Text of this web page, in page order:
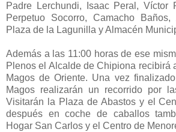
Padre Lerchundi, Isaac Peral, Víctor
Perpetuo Socorro, Camacho
Plaza de la Lagunilla y Almacén
Además a las 11:00 horas de ese
Plenos el Alcalde de Chipiona recibirá
Magos de Oriente. Una vez
Magos realizarán un recorrido por
Visitarán la Plaza de Abastos y el
después en coche de caballos
Hogar San Carlos y el Centro de